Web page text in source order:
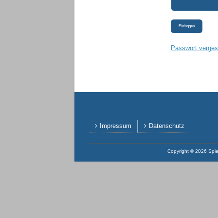
Einloggen
Passwort
Impressum Datenschutz
Copyright © 2026